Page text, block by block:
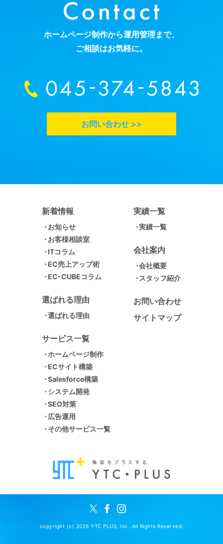
ホームページ制作から運用管理まで、
ご相談はお気軽に。
お問い合わせ >>
新着情報
お知らせ
お客様相談室
ITコラム
EC売上アップ術
EC-CUBEコラム
選ばれる理由
選ばれる理由
サービス一覧
ホームページ制作
ECサイト構築
Salesforce構築
システム開発
SEO対策
広告運用
その他サービス一覧
実績一覧
実績一覧
会社案内
会社概要
スタッフ紹介
お問い合わせ
サイトマップ
copyright (c) 2026 YTC PLUS, Inc. All Rights Reserved.